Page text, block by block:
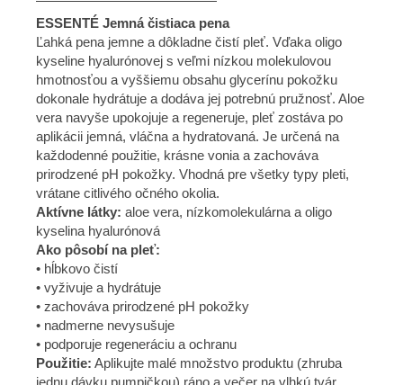
ESSENTÉ Jemná čistiaca pena
Ľahká pena jemne a dôkladne čistí pleť. Vďaka oligo
kyseline hyalurónovej s veľmi nízkou molekulovou
hmotnosťou a vyššiemu obsahu glycerínu pokožku
dokonale hydrátuje a dodáva jej potrebnú pružnosť. Aloe
vera navyše upokojuje a regeneruje, pleť zostáva po
aplikácii jemná, vláčna a hydratovaná. Je určená na
každodenné použitie, krásne vonia a zachováva
prirodzené pH pokožky. Vhodná pre všetky typy pleti,
vrátane citlivého očného okolia.
Aktívne látky: aloe vera, nízkomolekulárna a oligo
kyselina hyalurónová
Ako pôsobí na pleť:
• hĺbkovo čistí
• vyživuje a hydrátuje
• zachováva prirodzené pH pokožky
• nadmerne nevysušuje
• podporuje regeneráciu a ochranu
Použitie: Aplikujte malé množstvo produktu (zhruba
jednu dávku pumpičkou) ráno a večer na vlhkú tvár.